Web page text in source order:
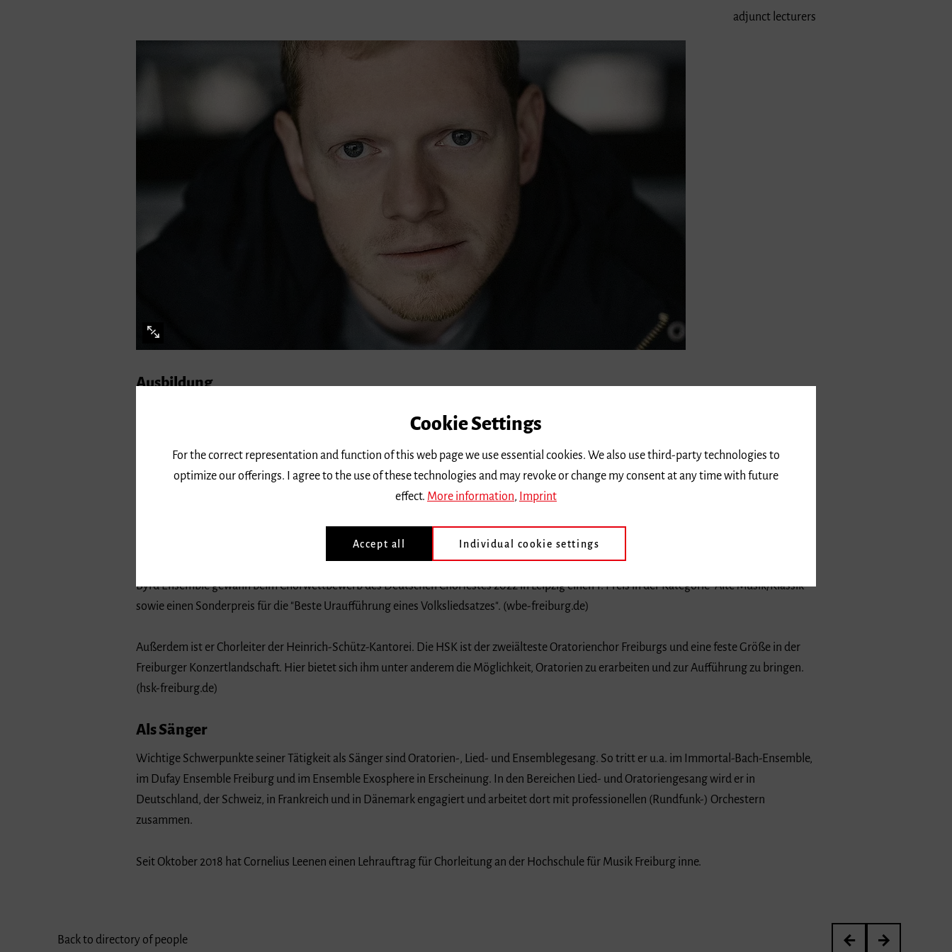
adjunct lecturers
Ausbildung
Cornelius Leenen studierte Schulmusik mit Hauptfach Klavier, Gesang bei Prof. Dr. Bernd Göpfert und Chordirigieren bei Prof. Morten
Schuldt-Jensen an der Hochschule für Musik Freiburg. Als wissenschaftliches Fach studierte er Mathematik an der Universität Freiburg. Nach
fünf Jahren am städtischen Gymnasium in Ettenheim ist er seit September 2022 in Freiburg am Friedrich Gymnasium als Lehrer für Musik
und Mathematik tätig.
Neben seiner Tätigkeit in der Schule ist Cornelius Leenen Leiter des William Byrd Ensembles Freiburg. Dieses Vokalensemble wurde aus dem
Wunsch heraus gegründet, anspruchsvolle Chormusik auf hohem Niveau in kleinerer Besetzung zur Aufführung zu bringen. Das William
Byrd Ensemble gewann beim Chorwettbewerb des Deutschen Chorfestes 2022 in Leipzig einen 1. Preis in der Kategorie "Alte Musik/Klassik"
sowie einen Sonderpreis für die "Beste Uraufführung eines Volksliedsatzes". (wbe-freiburg.de)
Außerdem ist er Chorleiter der Heinrich-Schütz-Kantorei. Die HSK ist der zweiälteste Oratorienchor Freiburgs und eine feste Größe in der
Freiburger Konzertlandschaft. Hier bietet sich ihm unter anderem die Möglichkeit, Oratorien zu erarbeiten und zur Aufführung zu bringen.
(hsk-freiburg.de)
Als Sänger
Wichtige Schwerpunkte seiner Tätigkeit als Sänger sind Oratorien-, Lied- und Ensemblegesang. So tritt er u.a. im Immortal-Bach-Ensemble,
im Dufay Ensemble Freiburg und im Ensemble Exosphere in Erscheinung. In den Bereichen Lied- und Oratoriengesang wird er in
Deutschland, der Schweiz, in Frankreich und in Dänemark engagiert und arbeitet dort mit professionellen (Rundfunk-) Orchestern
zusammen.
Seit Oktober 2018 hat Cornelius Leenen einen Lehrauftrag für Chorleitung an der Hochschule für Musik Freiburg inne.
Back to directory of people
Prof. Dr. med. Dr. phil.
Ionel Spanachi
Cookie Settings
For the correct representation and function of this web page we use essential cookies. We also use third-party technologies to
optimize our offerings. I agree to the use of these technologies and may revoke or change my consent at any time with future
effect. More information, Imprint
Accept all Individual cookie settings